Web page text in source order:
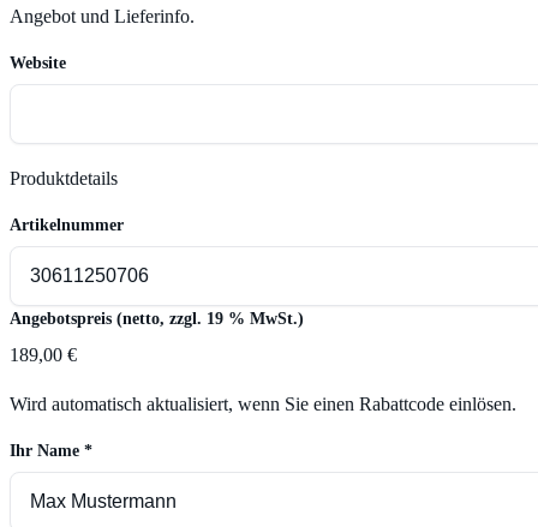
Angebot und Lieferinfo.
Website
Produktdetails
Artikelnummer
Angebotspreis (netto, zzgl. 19 % MwSt.)
189,00 €
Wird automatisch aktualisiert, wenn Sie einen Rabattcode einlösen.
Ihr Name *